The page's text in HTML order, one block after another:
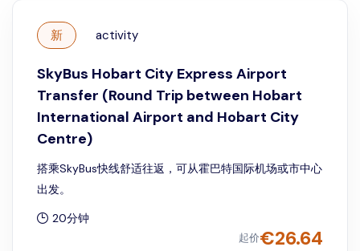
新 activity
SkyBus Hobart City Express Airport
Transfer (Round Trip between Hobart
International Airport and Hobart City
Centre)
搭乘SkyBus快线舒适往返，可从霍巴特国际机场或市中心
出发。
20分钟
起价€26.64